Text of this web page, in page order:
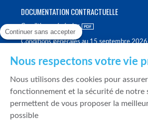
DOCUMENTATION CONTRACTUELLE
Conditions générales
Conditions générales au 15 septembre
Politique de meilleure sélection
Politique de durabilité
Fonds de garantie des dépôts et de résolution
Continuer sans accepter
Nous respectons votre vie
Nous utilisons des cookies pour
fonctionnement et la sécurité de notre
permettent de vous proposer la
possible